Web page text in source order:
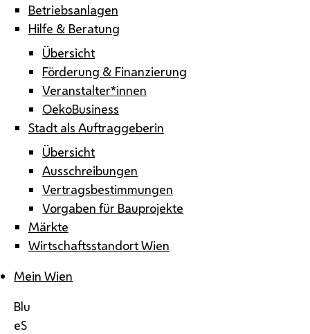
Betriebsanlagen
Hilfe & Beratung
Übersicht
Förderung & Finanzierung
Veranstalter*innen
OekoBusiness
Stadt als Auftraggeberin
Übersicht
Ausschreibungen
Vertragsbestimmungen
Vorgaben für Bauprojekte
Märkte
Wirtschaftsstandort Wien
Mein Wien
Blu
eS